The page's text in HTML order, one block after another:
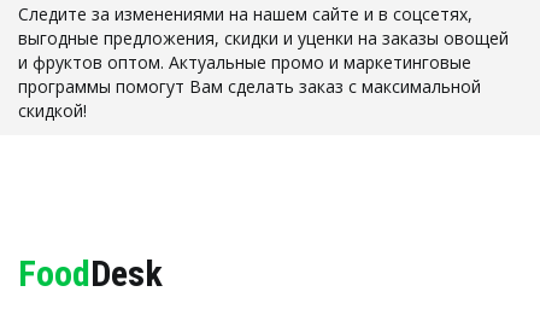
Следите за изменениями на нашем сайте и в соцсетях,
выгодные предложения, скидки и уценки на заказы овощей
и фруктов оптом. Актуальные промо и маркетинговые
программы помогут Вам сделать заказ с максимальной
скидкой!
FoodDesk